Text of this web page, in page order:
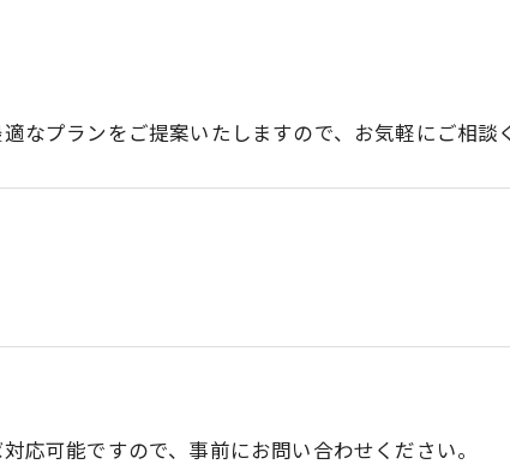
なプランをご提案いたしますので、お気軽にご相談
応可能ですので、事前にお問い合わせください。